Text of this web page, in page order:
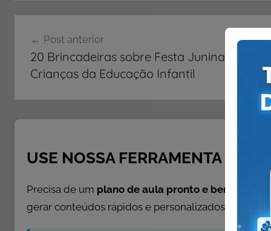
n
o
d
o
o
de
Post
Post anterior
20 Brincadeiras sobre Festa Junina para
Crianças da Educação Infantil
USE NOSSA FERRAMENTA
Precisa de um plano de aula pronto e bem escrito
gerar conteúdos rápidos e personalizados.